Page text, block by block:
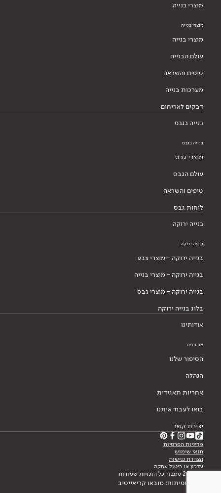
מוצרי בנייה
מוצרי בנייה
מוצרי בנייה
עולם הבנייה
טיפים והשראה
מערכות בנייה
דבקים לאריחים
בנייה בגבס
בנייה בגבס
מוצרי גבס
עולם הגבס
טיפים והשראה
לוחות גבס
בנייה ירוקה
בנייה ירוקה
בנייה ירוקה - מוצרי צבע
בנייה ירוקה - מוצרי בנייה
בנייה ירוקה - מוצרי גבס
בלוג בנייה ירוקה
אודותינו
אודותינו
הסיפור שלנו
הנהלה
אחריות תאגידית
בואו לעבוד איתנו
יצירת קשר
מדיניות הפרטיות
תנאי שימוש
הצהרת נגישות
עדכון או ביטול עסקה
© 2026 טמבור כל הזכויות שמורות
עיצוב ופיתוח: מובאו קריאייטיב